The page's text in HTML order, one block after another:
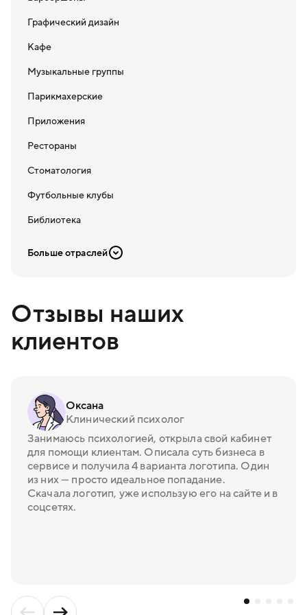
Графический дизайн
Кафе
Музыкальные группы
Парикмахерские
Приложения
Рестораны
Стоматология
Футбольные клубы
Библиотека
Больше отраслей
Отзывы наших
клиентов
Оксана
Клинический психолог
Занимаюсь психологией, открыла свой кабинет
для помощи клиентам. Описала суть бизнеса в
сервисе и получила 4 варианта логотипа. Один
из них — просто идеальное попадание.
Скачала логотип, уже использую его на сайте и в
соцсетях.